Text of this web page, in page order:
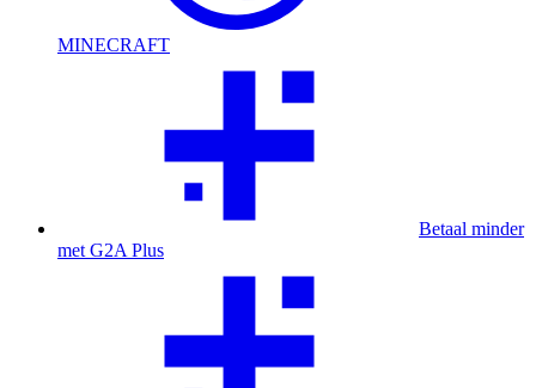
MINECRAFT
Betaal minder
met G2A Plus